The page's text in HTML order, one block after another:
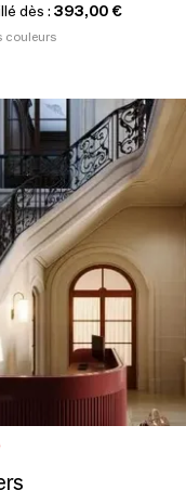
dès : 393,00 €
couleurs